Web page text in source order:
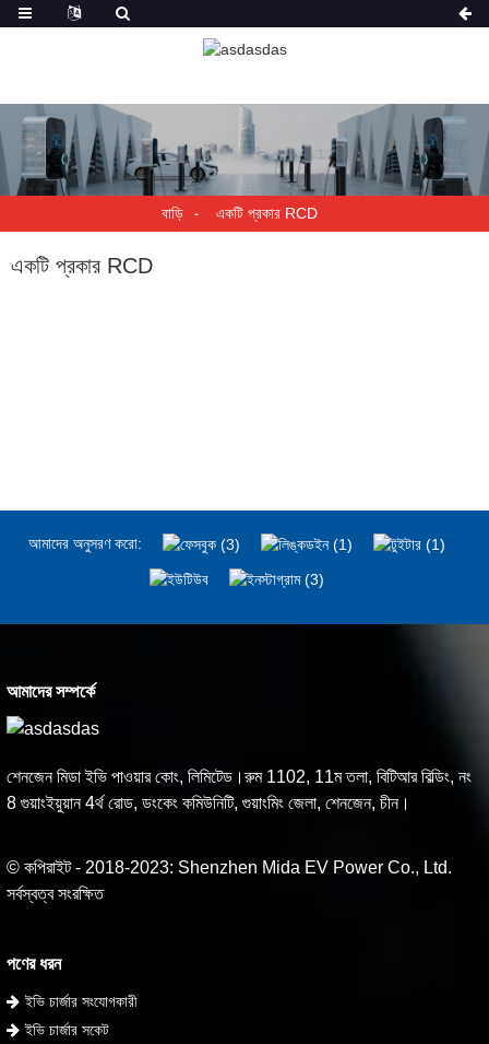
বাড়ি একটি প্রকার RCD
একটি প্রকার RCD
আমাদের অনুসরণ করো:
আমাদের সম্পর্কে
শেনজেন মিডা ইভি পাওয়ার কোং, লিমিটেড।রুম 1102, 11ম তলা, বিটিআর বিল্ডিং, নং
8 গুয়াংইয়ুয়ান 4র্থ রোড, ডংকেং কমিউনিটি, গুয়াংমিং জেলা, শেনজেন, চীন।
© কপিরাইট - 2018-2023: Shenzhen Mida EV Power Co., Ltd.
সর্বস্বত্ব সংরক্ষিত
পণের ধরন
ইভি চার্জার সংযোগকারী
ইভি চার্জার সকেট